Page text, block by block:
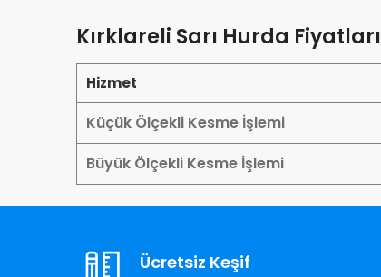
Kırklareli Sarı Hurda Fiyatları
Hizmet
Küçük Ölçekli Kesme İşlemi
Büyük Ölçekli Kesme İşlemi
Ücretsiz Keşif